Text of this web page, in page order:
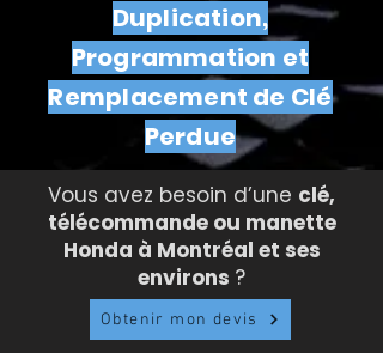
Duplication,
Programmation et
Remplacement de Clé
Perdue
Vous avez besoin d’une clé,
télécommande ou manette
Honda à Montréal et ses
environs ?
Obtenir mon devis